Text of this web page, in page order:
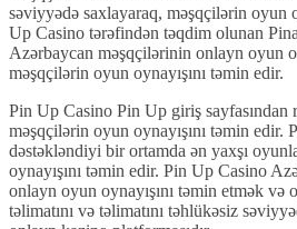
səviyyədə saxlayaraq, məşqçilərin oyun
Up Casino tərəfindən təqdim olunan
Azərbaycan məşqçilərinin onlayn oyun
məşqçilərin oyun oynayışını təmin edir.
Pin Up Casino Pin Up giriş sayfasından
məşqçilərin oyun oynayışını təmin edir.
dəstəkləndiyi bir ortamda ən yaxşı
oynayışını təmin edir. Pin Up Casino
onlayn oyun oynayışını təmin etmək və
təlimatını və təlimatını təhlükəsiz